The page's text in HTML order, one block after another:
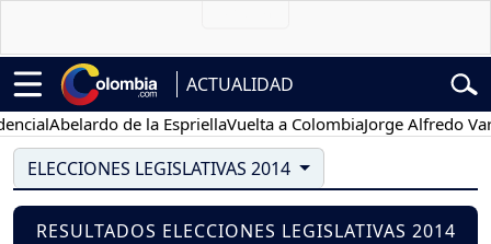
ACTUALIDAD
Abelardo de la EspriellaVuelta a ColombiaJorge Alfredo
ELECCIONES LEGISLATIVAS 2014
RESULTADOS ELECCIONES LEGISLATIVAS 2014